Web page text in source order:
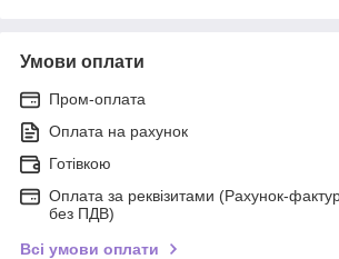
Умови оплати
Пром-оплата
Оплата на рахунок
Готівкою
Оплата за реквізитами (Рахунок-
без ПДВ)
Всі умови оплати